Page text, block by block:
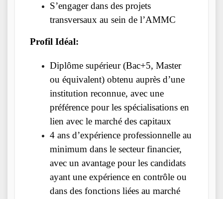
S’engager dans des projets
transversaux au sein de l’AMMC
Profil Idéal:
Diplôme supérieur (Bac+5, Master
ou équivalent) obtenu auprès d’une
institution reconnue, avec une
préférence pour les spécialisations en
lien avec le marché des capitaux
4 ans d’expérience professionnelle au
minimum dans le secteur financier,
avec un avantage pour les candidats
ayant une expérience en contrôle ou
dans des fonctions liées au marché